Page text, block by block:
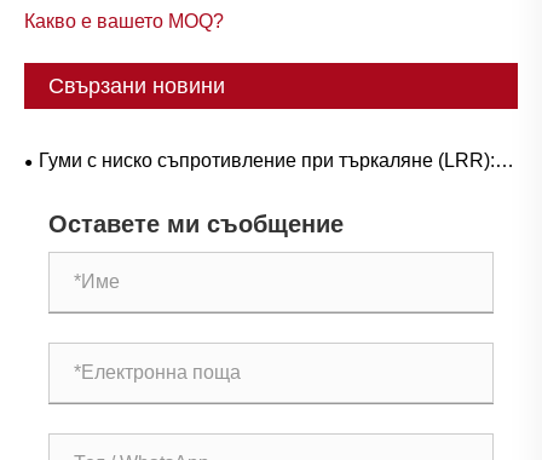
Какво е вашето MOQ?
Свързани новини
Гуми с ниско съпротивление при търкаляне (LRR):
електрокарите
Оставете ми съобщение